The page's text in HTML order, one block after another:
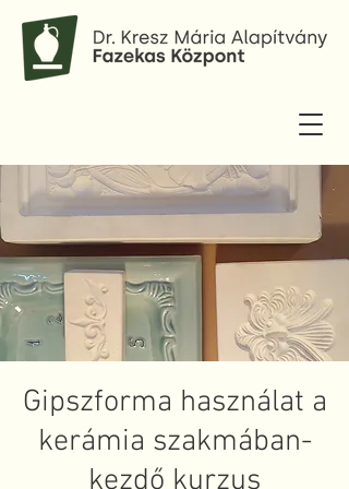
Gipszforma használat a
kerámia szakmában-
kezdő kurzus